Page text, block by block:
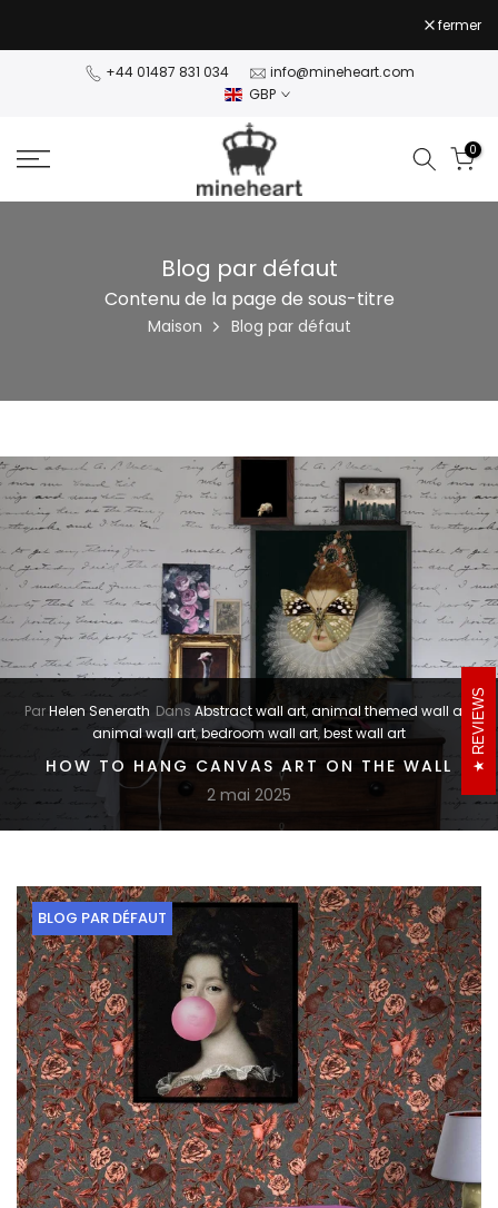
au
fermer
+44 01487 831 034
info@mineheart.com
0
Blog par défaut
Contenu de la page de sous-titre
Maison Blog par défaut
Abstract wall art,animal themed wall art ,
animal wall art ,bedroom wall art,
HOW TO HANG CANVAS ART ON THE WALL
2 mai 2025
BLOG PAR DÉFAUT
REVIEWS